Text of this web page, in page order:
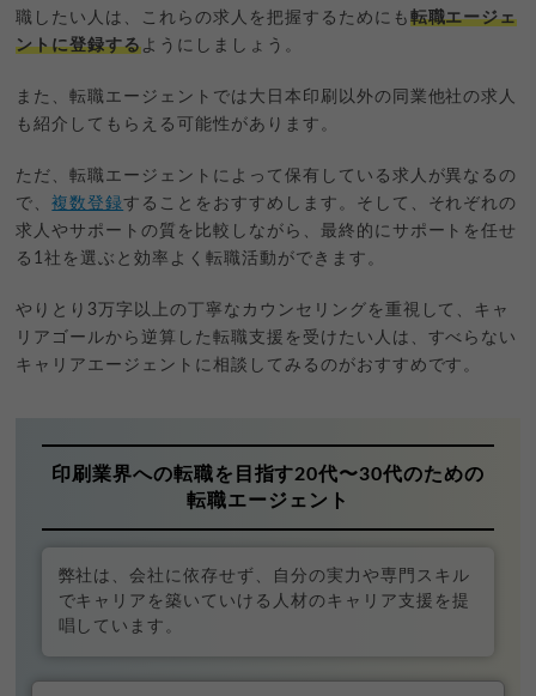
職したい人は、これらの求人を把握するためにも 転職エージェ
ントに登録するようにしましょう。
また、転職エージェントでは大日本印刷以外の同業他社の求人
も紹介してもらえる可能性があります。
ただ、転職エージェントによって保有している求人が異なるの
で、複数登録することをおすすめします。そして、それぞれの
求人やサポートの質を比較しながら、最終的にサポートを任せ
る1社を選ぶと効率よく転職活動ができます。
やりとり3万字以上の丁寧なカウンセリングを重視して、キャ
リアゴールから逆算した転職支援を受けたい人は、すべらない
キャリアエージェントに相談してみるのがおすすめです。
印刷業界への転職を目指す20代〜30代のための
転職エージェント
弊社は、会社に依存せず、自分の実力や専門スキル
でキャリアを築いていける人材のキャリア支援を提
唱しています。